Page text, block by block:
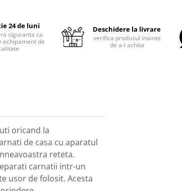
24 de luni
siguranta ca
echipament de
Deschidere la livrare
verifica produsul inainte
de a-l achita
oricand la
de casa cu aparatul
reteta.
carnatii intr-un
usor de folosit. Acesta